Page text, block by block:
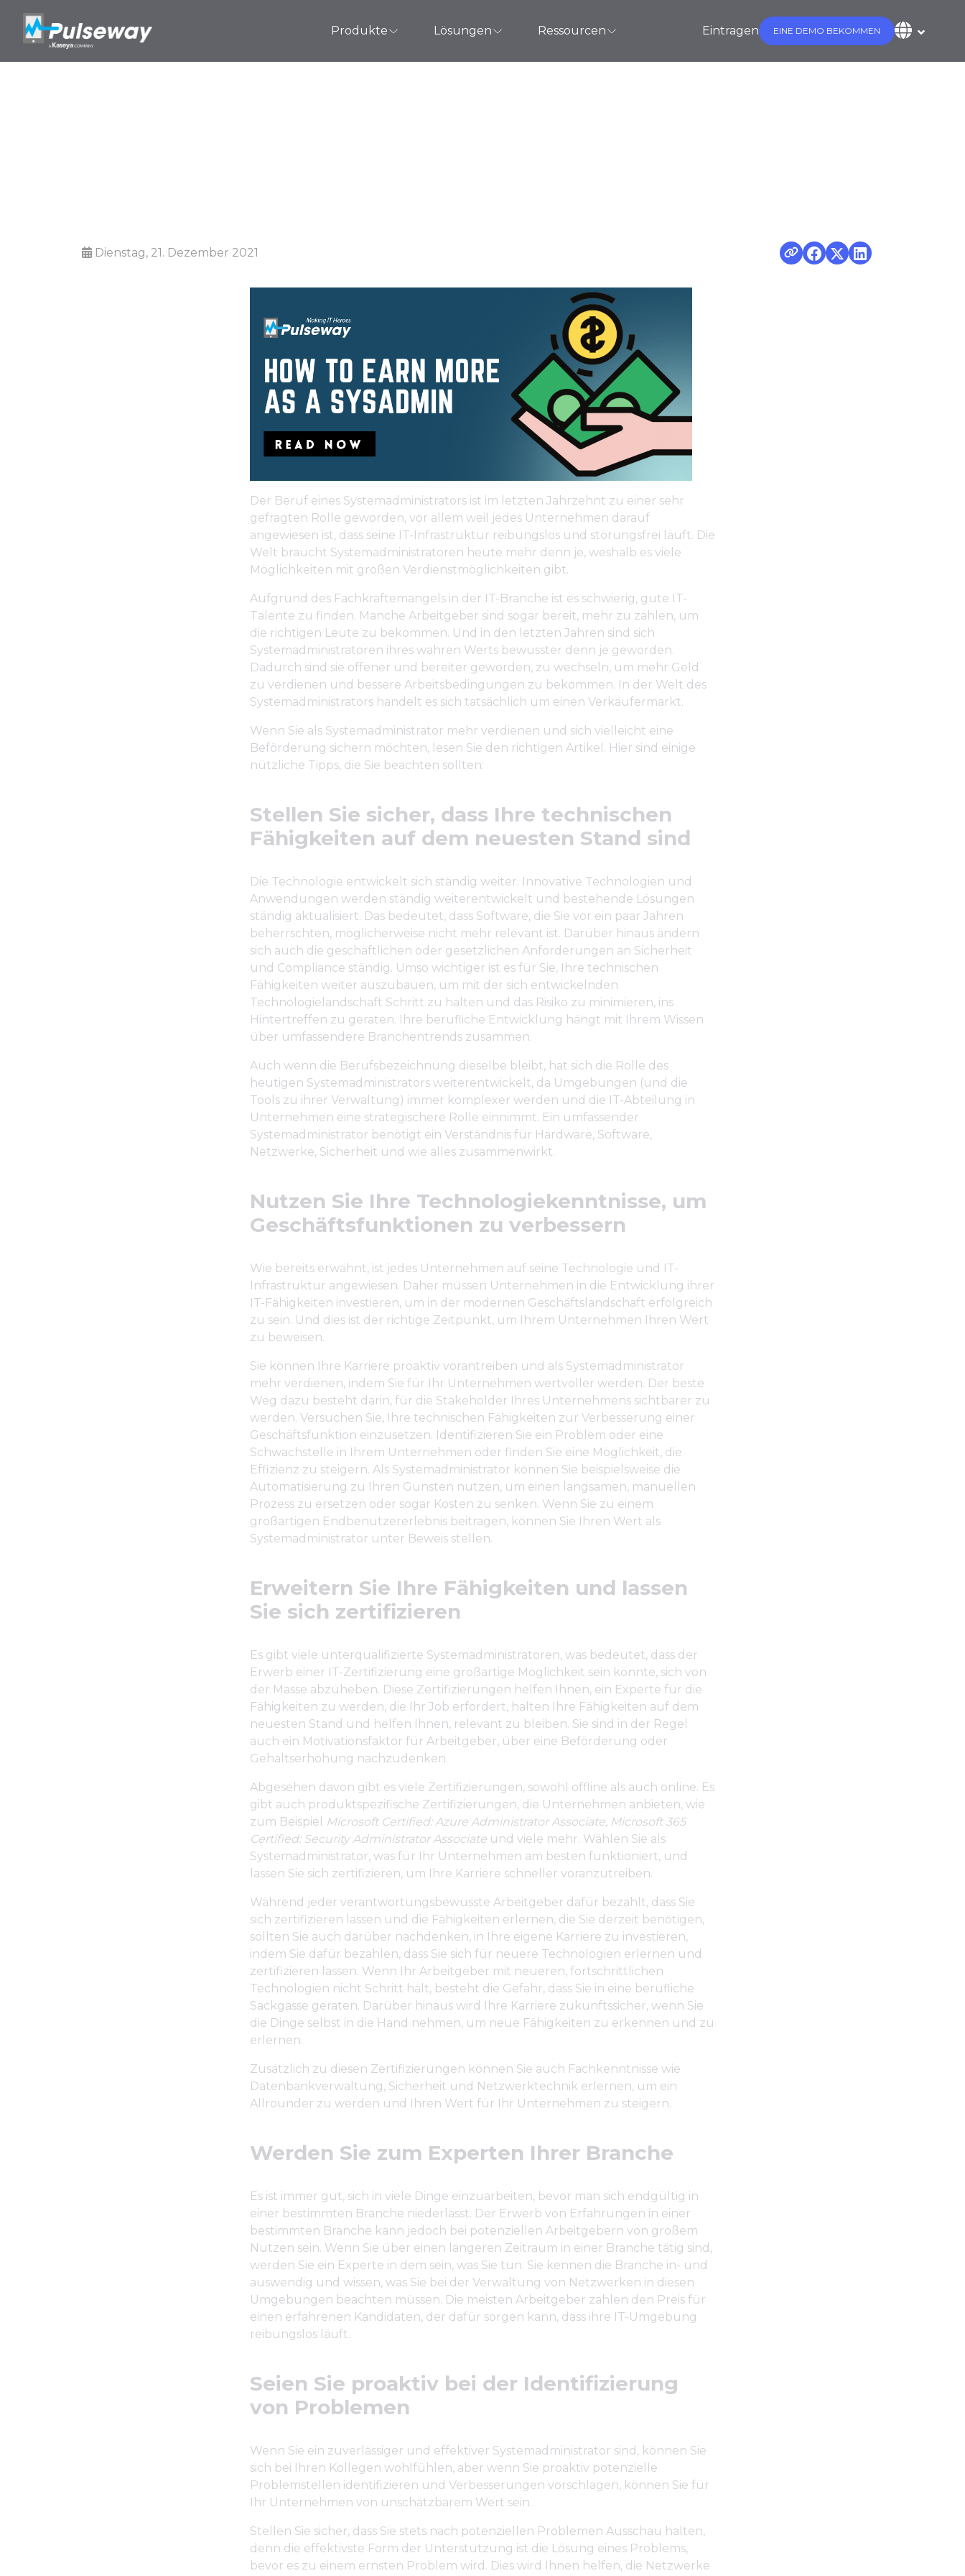
Produkte Lösungen Ressourcen Eintragen EINE DEMO BEKOMMEN
Dienstag, 21. Dezember 2021
Der Beruf eines Systemadministrators ist im letzten Jahrzehnt zu einer sehr
gefragten Rolle geworden, vor allem weil jedes Unternehmen darauf
angewiesen ist, dass seine IT-Infrastruktur reibungslos und störungsfrei läuft. Die
Welt braucht Systemadministratoren heute mehr denn je, weshalb es viele
Möglichkeiten mit großen Verdienstmöglichkeiten gibt.
Aufgrund des Fachkräftemangels in der IT-Branche ist es schwierig, gute IT-
Talente zu finden. Manche Arbeitgeber sind sogar bereit, mehr zu zahlen, um
die richtigen Leute zu bekommen. Und in den letzten Jahren sind sich
Systemadministratoren ihres wahren Werts bewusster denn je geworden.
Dadurch sind sie offener und bereiter geworden, zu wechseln, um mehr Geld
zu verdienen und bessere Arbeitsbedingungen zu bekommen. In der Welt des
Systemadministrators handelt es sich tatsächlich um einen Verkäufermarkt.
Wenn Sie als Systemadministrator mehr verdienen und sich vielleicht eine
Beförderung sichern möchten, lesen Sie den richtigen Artikel. Hier sind einige
nützliche Tipps, die Sie beachten sollten:
Stellen Sie sicher, dass Ihre technischen
Fähigkeiten auf dem neuesten Stand sind
Die Technologie entwickelt sich ständig weiter. Innovative Technologien und
Anwendungen werden ständig weiterentwickelt und bestehende Lösungen
ständig aktualisiert. Das bedeutet, dass Software, die Sie vor ein paar Jahren
beherrschten, möglicherweise nicht mehr relevant ist. Darüber hinaus ändern
sich auch die geschäftlichen oder gesetzlichen Anforderungen an Sicherheit
und Compliance ständig. Umso wichtiger ist es für Sie, Ihre technischen
Fähigkeiten weiter auszubauen, um mit der sich entwickelnden
Technologielandschaft Schritt zu halten und das Risiko zu minimieren, ins
Hintertreffen zu geraten. Ihre berufliche Entwicklung hängt mit Ihrem Wissen
über umfassendere Branchentrends zusammen.
Auch wenn die Berufsbezeichnung dieselbe bleibt, hat sich die Rolle des
heutigen Systemadministrators weiterentwickelt, da Umgebungen (und die
Tools zu ihrer Verwaltung) immer komplexer werden und die IT-Abteilung in
Unternehmen eine strategischere Rolle einnimmt. Ein umfassender
Systemadministrator benötigt ein Verständnis für Hardware, Software,
Netzwerke, Sicherheit und wie alles zusammenwirkt.
Nutzen Sie Ihre Technologiekenntnisse, um
Geschäftsfunktionen zu verbessern
Wie bereits erwähnt, ist jedes Unternehmen auf seine Technologie und IT-
Infrastruktur angewiesen. Daher müssen Unternehmen in die Entwicklung ihrer
IT-Fähigkeiten investieren, um in der modernen Geschäftslandschaft erfolgreich
zu sein. Und dies ist der richtige Zeitpunkt, um Ihrem Unternehmen Ihren Wert
zu beweisen.
Sie können Ihre Karriere proaktiv vorantreiben und als Systemadministrator
mehr verdienen, indem Sie für Ihr Unternehmen wertvoller werden. Der beste
Weg dazu besteht darin, für die Stakeholder Ihres Unternehmens sichtbarer zu
werden. Versuchen Sie, Ihre technischen Fähigkeiten zur Verbesserung einer
Geschäftsfunktion einzusetzen. Identifizieren Sie ein Problem oder eine
Schwachstelle in Ihrem Unternehmen oder finden Sie eine Möglichkeit, die
Effizienz zu steigern. Als Systemadministrator können Sie beispielsweise die
Automatisierung zu Ihren Gunsten nutzen, um einen langsamen, manuellen
Prozess zu ersetzen oder sogar Kosten zu senken. Wenn Sie zu einem
großartigen Endbenutzererlebnis beitragen, können Sie Ihren Wert als
Systemadministrator unter Beweis stellen.
Erweitern Sie Ihre Fähigkeiten und lassen
Sie sich zertifizieren
Es gibt viele unterqualifizierte Systemadministratoren, was bedeutet, dass der
Erwerb einer IT-Zertifizierung eine großartige Möglichkeit sein könnte, sich von
der Masse abzuheben. Diese Zertifizierungen helfen Ihnen, ein Experte für die
Fähigkeiten zu werden, die Ihr Job erfordert, halten Ihre Fähigkeiten auf dem
neuesten Stand und helfen Ihnen, relevant zu bleiben. Sie sind in der Regel
auch ein Motivationsfaktor für Arbeitgeber, über eine Beförderung oder
Gehaltserhöhung nachzudenken.
Abgesehen davon gibt es viele Zertifizierungen, sowohl offline als auch online. Es
gibt auch produktspezifische Zertifizierungen, die Unternehmen anbieten, wie
zum Beispiel
Microsoft Certified: Azure Administrator Associate, Microsoft 365
Certified: Security Administrator Associate und viele mehr. Wählen Sie als
Systemadministrator, was für Ihr Unternehmen am besten funktioniert, und
lassen Sie sich zertifizieren, um Ihre Karriere schneller voranzutreiben.
Während jeder verantwortungsbewusste Arbeitgeber dafür bezahlt, dass Sie
sich zertifizieren lassen und die Fähigkeiten erlernen, die Sie derzeit benötigen,
sollten Sie auch darüber nachdenken, in Ihre eigene Karriere zu investieren,
indem Sie dafür bezahlen, dass Sie sich für neuere Technologien erlernen und
zertifizieren lassen. Wenn Ihr Arbeitgeber mit neueren, fortschrittlichen
Technologien nicht Schritt hält, besteht die Gefahr, dass Sie in eine berufliche
Sackgasse geraten. Darüber hinaus wird Ihre Karriere zukunftssicher, wenn Sie
die Dinge selbst in die Hand nehmen, um neue Fähigkeiten zu erkennen und zu
erlernen.
Zusätzlich zu diesen Zertifizierungen können Sie auch Fachkenntnisse wie
Datenbankverwaltung, Sicherheit und Netzwerktechnik erlernen, um ein
Allrounder zu werden und Ihren Wert für Ihr Unternehmen zu steigern.
Werden Sie zum Experten Ihrer Branche
Es ist immer gut, sich in viele Dinge einzuarbeiten, bevor man sich endgültig in
einer bestimmten Branche niederlässt. Der Erwerb von Erfahrungen in einer
bestimmten Branche kann jedoch bei potenziellen Arbeitgebern von großem
Nutzen sein. Wenn Sie über einen längeren Zeitraum in einer Branche tätig sind,
werden Sie ein Experte in dem sein, was Sie tun. Sie kennen die Branche in- und
auswendig und wissen, was Sie bei der Verwaltung von Netzwerken in diesen
Umgebungen beachten müssen. Die meisten Arbeitgeber zahlen den Preis für
einen erfahrenen Kandidaten, der dafür sorgen kann, dass ihre IT-Umgebung
reibungslos läuft.
Seien Sie proaktiv bei der Identifizierung
von Problemen
Wenn Sie ein zuverlässiger und effektiver Systemadministrator sind, können Sie
sich bei Ihren Kollegen wohlfühlen, aber wenn Sie proaktiv potenzielle
Problemstellen identifizieren und Verbesserungen vorschlagen, können Sie für
Ihr Unternehmen von unschätzbarem Wert sein.
Stellen Sie sicher, dass Sie stets nach potenziellen Problemen Ausschau halten,
denn die effektivste Form der Unterstützung ist die Lösung eines Problems,
bevor es zu einem ernsten Problem wird. Dies wird Ihnen helfen, die Netzwerke